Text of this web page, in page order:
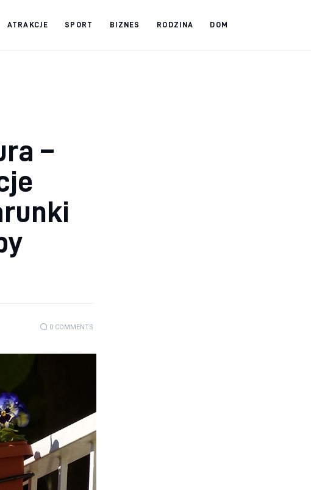
ATRAKCJE SPORT BIZNES RODZINA DOM
–
0 COMMENTS